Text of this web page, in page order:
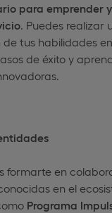
para emprender
. Puedes realizar
tus habilidades
de éxito y
formarte en
en el
Programa